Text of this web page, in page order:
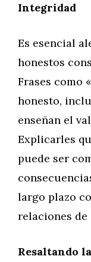
Integridad
Es esencial
honestos
Frases como
honesto,
enseñan el
Explicarles
puede ser
largo plazo
relaciones de
Resaltando